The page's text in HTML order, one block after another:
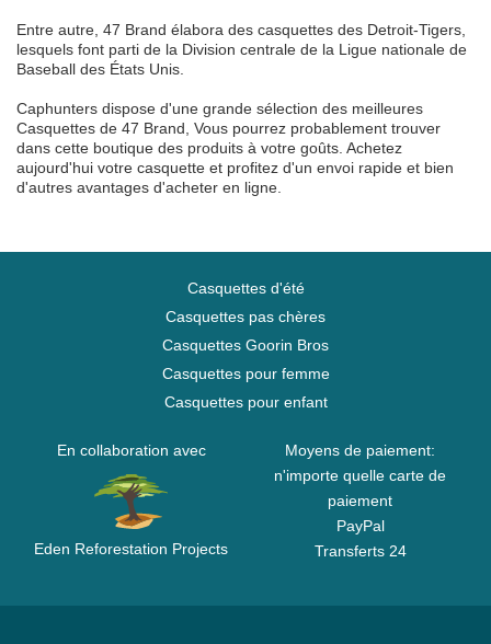
Entre autre, 47 Brand élabora des casquettes des Detroit-Tigers,
lesquels font parti de la Division centrale de la Ligue nationale de
Baseball des États Unis.
Caphunters dispose d'une grande sélection des meilleures
Casquettes de 47 Brand, Vous pourrez probablement trouver
dans cette boutique des produits à votre goûts. Achetez
aujourd'hui votre casquette et profitez d'un envoi rapide et bien
d'autres avantages d'acheter en ligne.
Casquettes d'été
Casquettes pas chères
Casquettes Goorin Bros
Casquettes pour femme
Casquettes pour enfant
En collaboration avec
Eden Reforestation Projects
Moyens de paiement:
n'importe quelle carte de
paiement
PayPal
Transferts 24